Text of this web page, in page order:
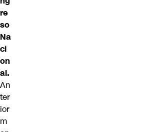
re
so
Na
ci
on
al.
An
ter
ior
m